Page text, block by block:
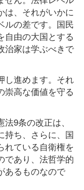
は、それがいかに
ルの差です。国民
自由の大国とする
治家は学ぶべきで
し進めます。それ
崇高な価値を守る
9条の改正は、
持ち、さらに、国
れている自衛権を
であり、法哲学的
あるものなので